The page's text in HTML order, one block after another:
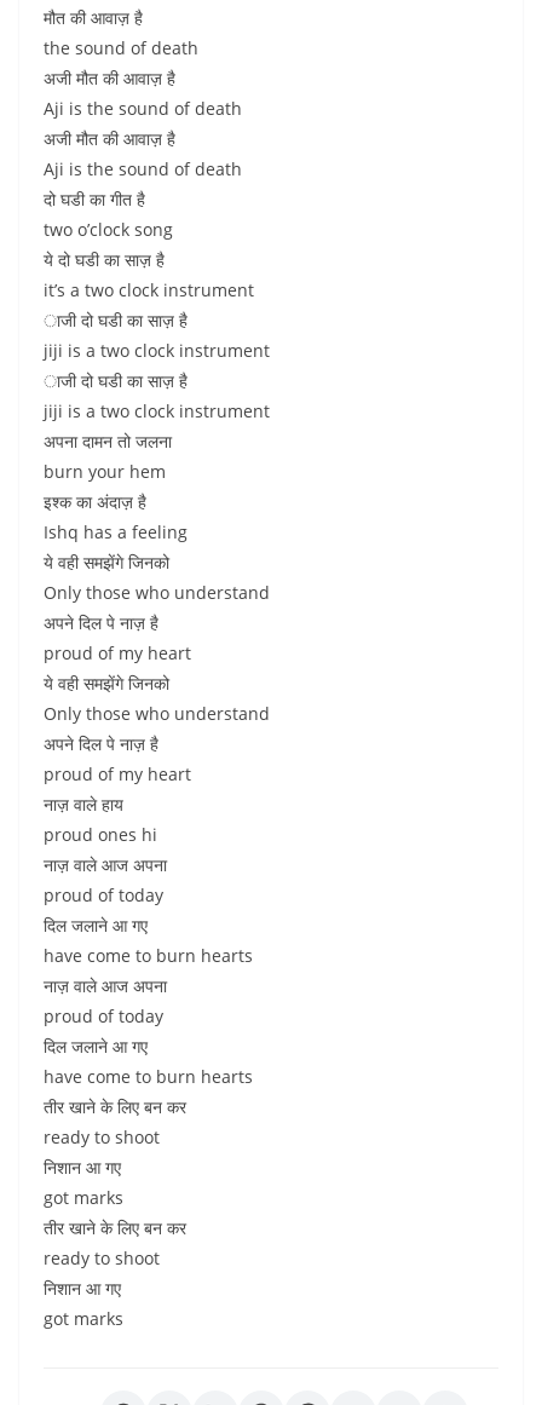
मौत की आवाज़ है
the sound of death
अजी मौत की आवाज़ है
Aji is the sound of death
अजी मौत की आवाज़ है
Aji is the sound of death
दो घडी का गीत है
two o’clock song
ये दो घडी का साज़ है
it’s a two clock instrument
ाजी दो घडी का साज़ है
jiji is a two clock instrument
ाजी दो घडी का साज़ है
jiji is a two clock instrument
अपना दामन तो जलना
burn your hem
इश्क का अंदाज़ है
Ishq has a feeling
ये वही समझेंगे जिनको
Only those who understand
अपने दिल पे नाज़ है
proud of my heart
ये वही समझेंगे जिनको
Only those who understand
अपने दिल पे नाज़ है
proud of my heart
नाज़ वाले हाय
proud ones hi
नाज़ वाले आज अपना
proud of today
दिल जलाने आ गए
have come to burn hearts
नाज़ वाले आज अपना
proud of today
दिल जलाने आ गए
have come to burn hearts
तीर खाने के लिए बन कर
ready to shoot
निशान आ गए
got marks
तीर खाने के लिए बन कर
ready to shoot
निशान आ गए
got marks